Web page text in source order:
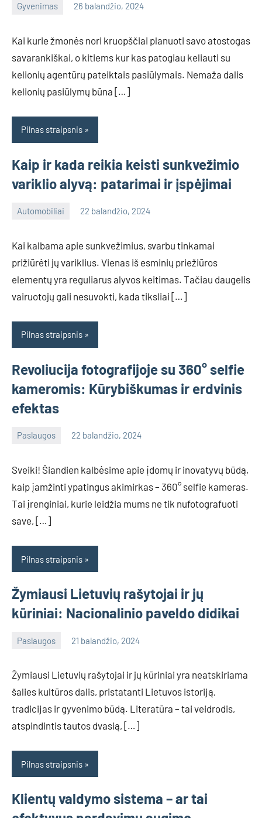
Gyvenimas 26 balandžio, 2024
info@grazute.lt
Kai kurie žmonės nori kruopščiai planuoti savo atostogas
savarankiškai, o kitiems kur kas patogiau keliauti su
kelionių agentūrų pateiktais pasiūlymais. Nemaža dalis
kelionių pasiūlymų būna […]
Pilnas straipsnis
Kaip ir kada reikia keisti sunkvežimio
variklio alyvą: patarimai ir įspėjimai
Automobiliai 22 balandžio, 2024
Kai kalbama apie sunkvežimius, svarbu tinkamai
prižiūrėti jų variklius. Vienas iš esminių priežiūros
elementų yra reguliarus alyvos keitimas. Tačiau daugelis
vairuotojų gali nesuvokti, kada tiksliai […]
Pilnas straipsnis
Revoliucija fotografijoje su 360° selfie
kameromis: Kūrybiškumas ir erdvinis
efektas
Paslaugos 22 balandžio, 2024
info@grazute.lt
Sveiki! Šiandien kalbėsime apie įdomų ir inovatyvų būdą,
kaip įamžinti ypatingus akimirkas – 360° selfie kameras.
Tai įrenginiai, kurie leidžia mums ne tik nufotografuoti
save, […]
Pilnas straipsnis
Žymiausi Lietuvių rašytojai ir jų
kūriniai: Nacionalinio paveldo didikai
Paslaugos 21 balandžio, 2024
info@grazute.lt
Žymiausi Lietuvių rašytojai ir jų kūriniai yra neatskiriama
šalies kultūros dalis, pristatanti Lietuvos istoriją,
tradicijas ir gyvenimo būdą. Literatūra – tai veidrodis,
atspindintis tautos dvasią, […]
Pilnas straipsnis
Klientų valdymo sistema – ar tai